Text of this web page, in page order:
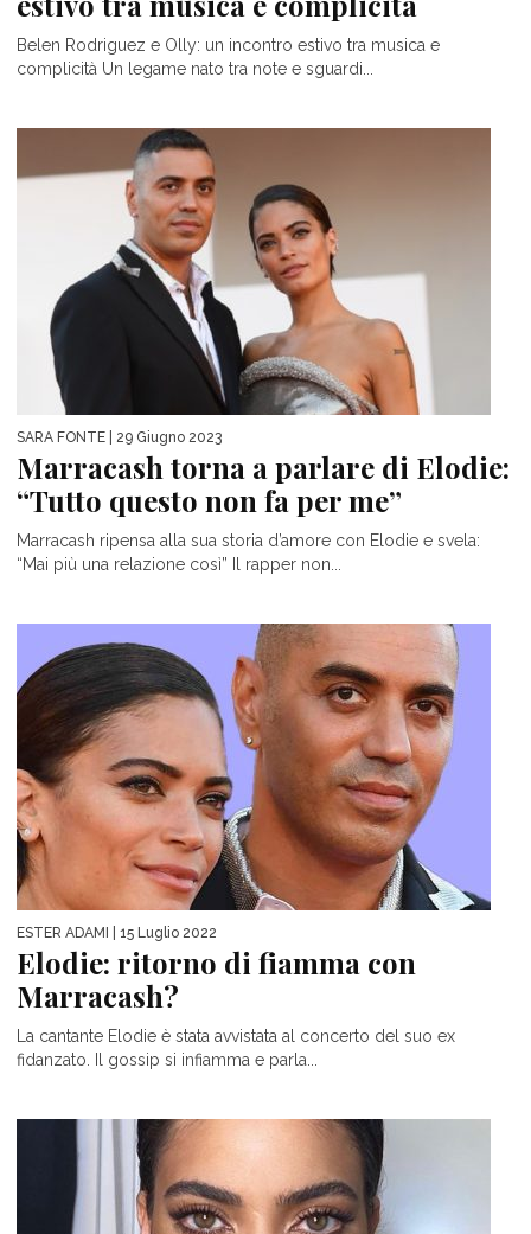
Belen Rodriguez e Olly: un incontro estivo tra musica e
complicità Un legame nato tra note e sguardi...
SARA FONTE | 29 Giugno 2023
Marracash torna a parlare di Elodie:
“Tutto questo non fa per me”
Marracash ripensa alla sua storia d’amore con Elodie e svela:
“Mai più una relazione così” Il rapper non...
ESTER ADAMI | 15 Luglio 2022
Elodie: ritorno di fiamma con
Marracash?
La cantante Elodie è stata avvistata al concerto del suo ex
fidanzato. Il gossip si infiamma e parla...